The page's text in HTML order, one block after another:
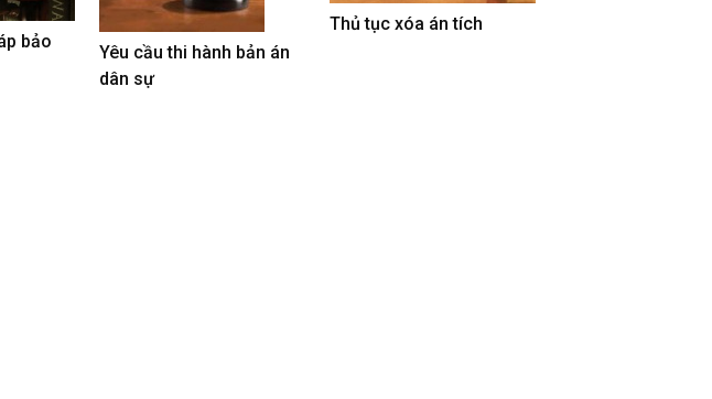
bảo
Yêu cầu thi hành bản án
dân sự
Thủ tục xóa án tích